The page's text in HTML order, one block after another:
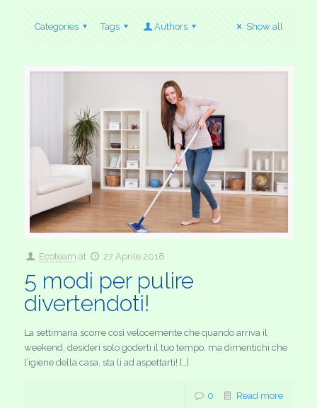
Categories Tags Authors Show all
Ecoteam at 27 Aprile 2018
5 modi per pulire
divertendoti!
La settimana scorre così velocemente che quando arriva il
weekend, desideri solo goderti il tuo tempo, ma dimentichi che
l’igiene della casa, sta li ad aspettarti! […]
0 Read more